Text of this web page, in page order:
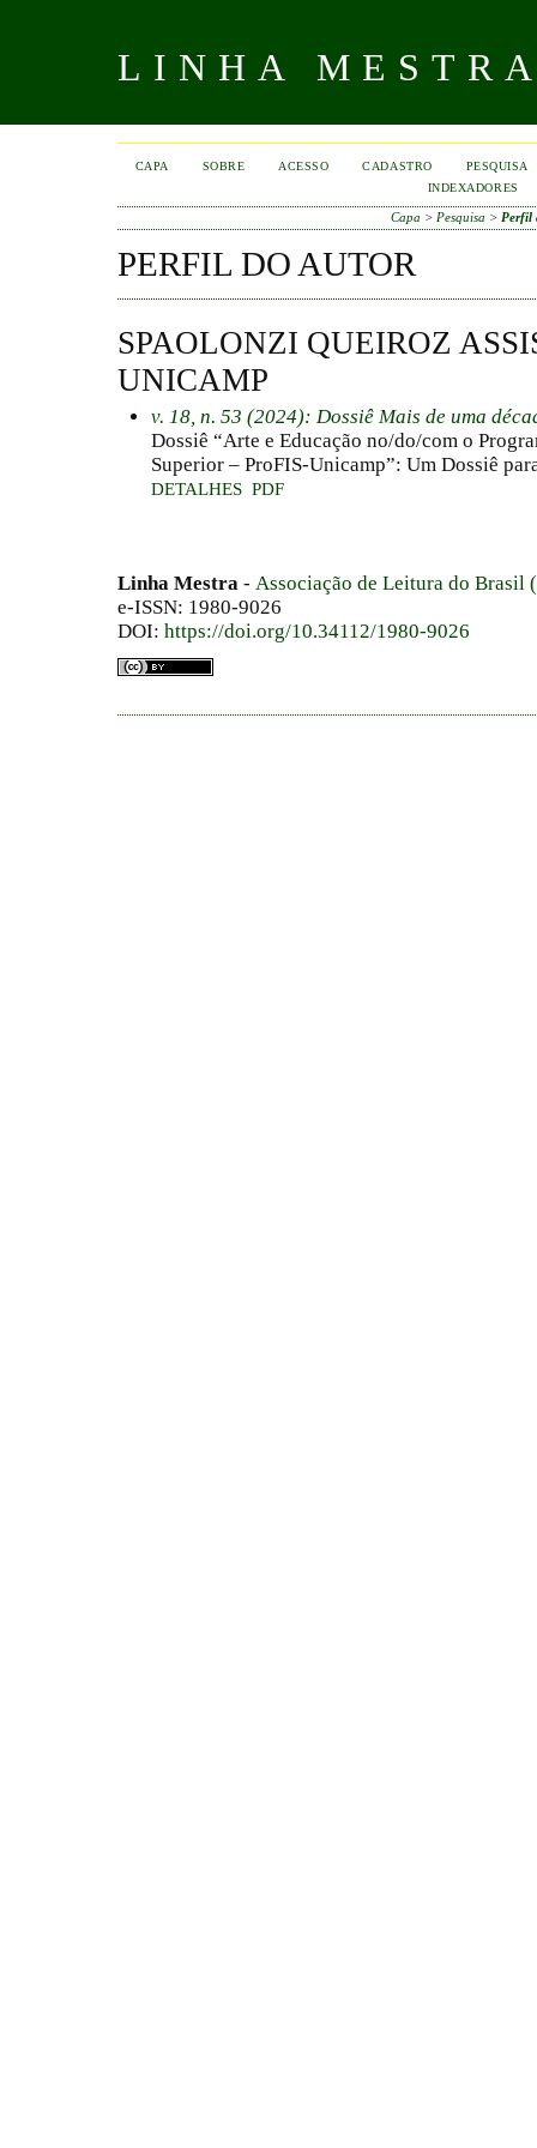
LINHA
CAPA SOBRE ACESSO CADASTRO
PESQUISA
INDEXADORES
Capa > Pesquisa > Perfil
PERFIL DO AUTOR
SPAOLONZI QUEIROZ
UNICAMP
v. 18, n. 53 (2024): Dossiê Mais de uma
Dossiê “Arte e Educação no/do/com o
Superior – ProFIS-Unicamp”: Um Dossiê
DETALHES PDF
Linha Mestra - Associação de Leitura do Brasil
e-ISSN: 1980-9026
DOI: https://doi.org/10.34112/1980-9026